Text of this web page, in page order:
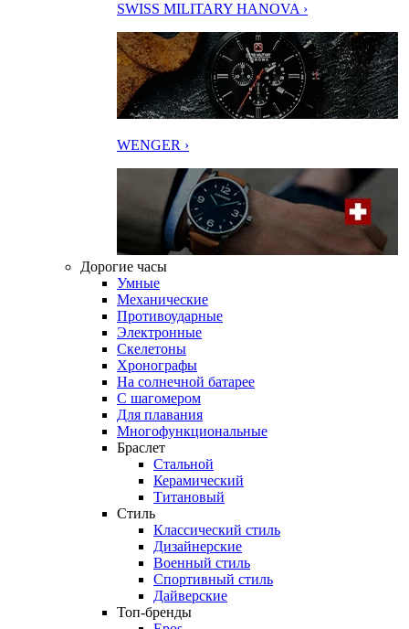
SWISS MILITARY HANOVA ›
WENGER ›
Дорогие часы
Умные
Механические
Противоударные
Электронные
Скелетоны
Хронографы
На солнечной батарее
С шагомером
Для плавания
Многофункциональные
Браслет
Стальной
Керамический
Титановый
Стиль
Классический стиль
Дизайнерские
Военный стиль
Спортивный стиль
Дайверские
Топ-бренды